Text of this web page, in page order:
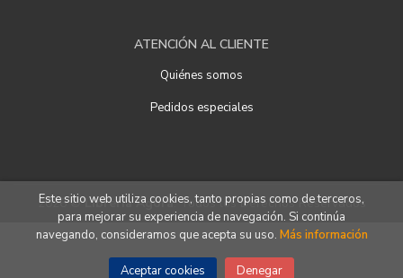
ATENCIÓN AL CLIENTE
Quiénes somos
Pedidos especiales
2026 ©Librería Ágora. Todos los Derechos Reservados
Este sitio web utiliza cookies, tanto propias como de terceros,
para mejorar su experiencia de navegación. Si continúa
navegando, consideramos que acepta su uso. Más información
Aceptar cookies Denegar